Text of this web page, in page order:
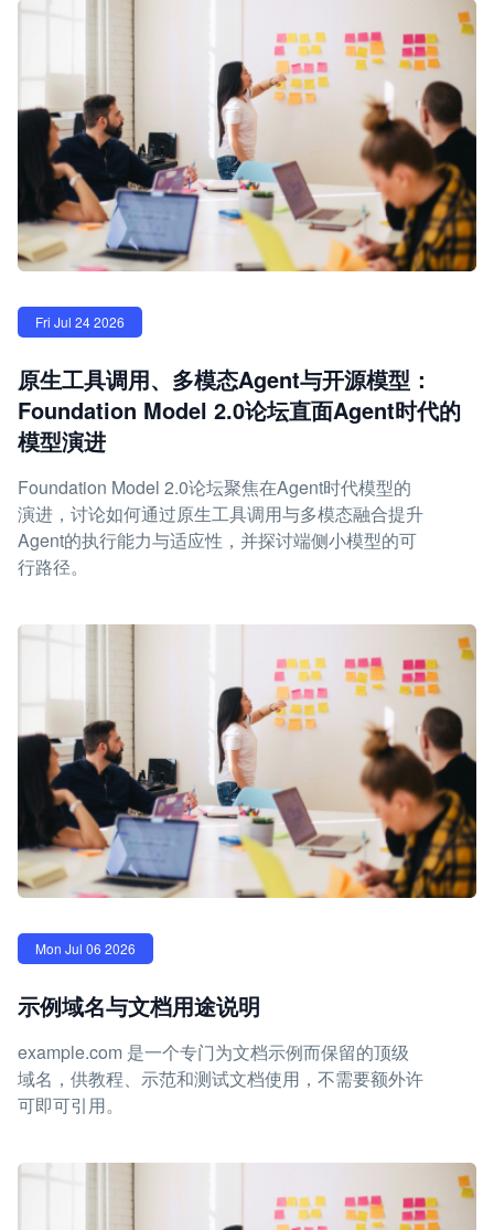
Fri Jul 24 2026
原生工具调用、多模态Agent与开源模型：
Foundation Model 2.0论坛直面Agent时代的
模型演进
Foundation Model 2.0论坛聚焦在Agent时代模型的
演进，讨论如何通过原生工具调用与多模态融合提升
Agent的执行能力与适应性，并探讨端侧小模型的可
行路径。
Mon Jul 06 2026
示例域名与文档用途说明
example.com 是一个专门为文档示例而保留的顶级
域名，供教程、示范和测试文档使用，不需要额外许
可即可引用。